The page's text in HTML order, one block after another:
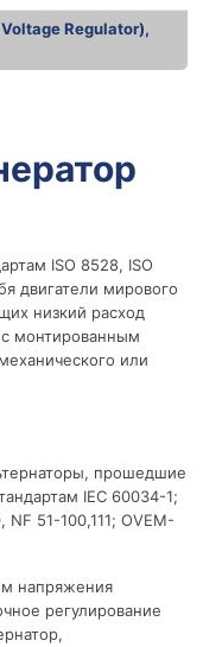
Regulator),
ISO 8528, ISO
двигатели мирового
низкий расход
с монтированным
или
прошедшие
IEC 60034-1;
51-100,111; OVEM-
напряжения
регулирование